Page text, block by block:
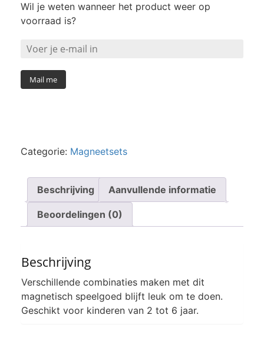
€ 22,95.€ 19,95.
Wil je weten wanneer het product weer op
voorraad is?
Mail me
Categorie: Magneetsets
Beschrijving Aanvullende informatie
Beoordelingen (0)
Beschrijving
Verschillende combinaties maken met dit
magnetisch speelgoed blijft leuk om te doen.
Geschikt voor kinderen van 2 tot 6 jaar.